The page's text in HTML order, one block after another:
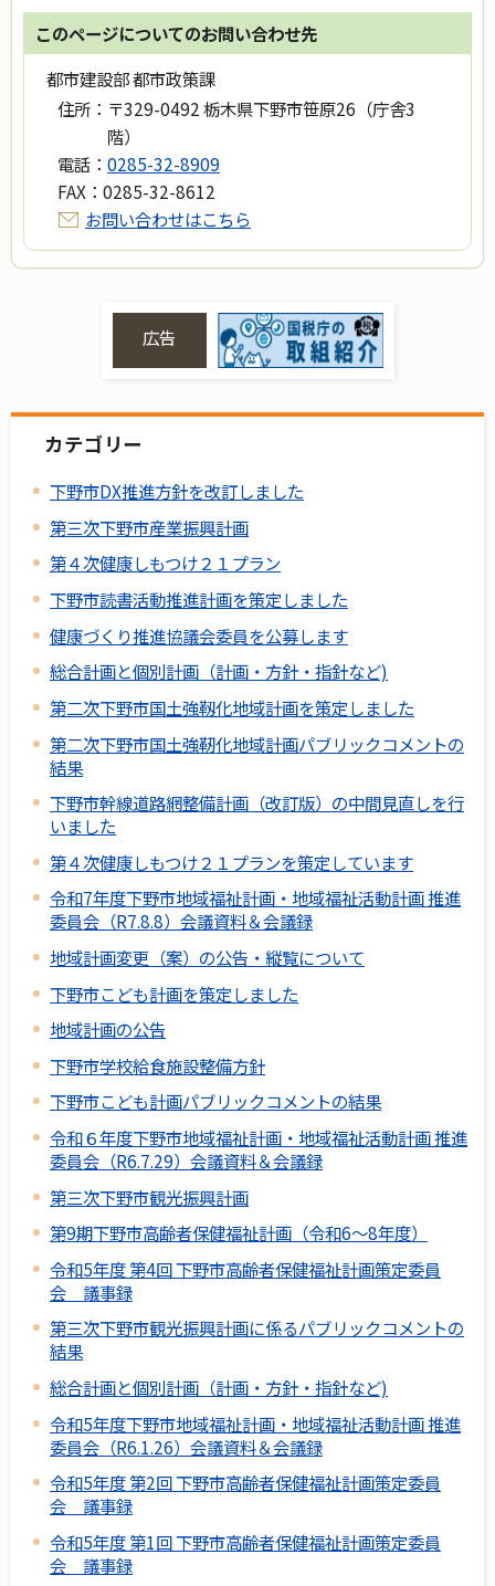
このページについてのお問い合わせ先
都市建設部 都市政策課
住所： 〒329-0492 栃木県下野市笹原26（庁舎3
階）
電話： 0285-32-8909
FAX： 0285-32-8612
お問い合わせはこちら
広告
カテゴリー
下野市DX推進方針を改訂しました
第三次下野市産業振興計画
第４次健康しもつけ２１プラン
下野市読書活動推進計画を策定しました
健康づくり推進協議会委員を公募します
総合計画と個別計画（計画・方針・指針など)
第二次下野市国土強靱化地域計画を策定しました
第二次下野市国土強靭化地域計画パブリックコメントの
結果
下野市幹線道路網整備計画（改訂版）の中間見直しを行
いました
第４次健康しもつけ２１プランを策定しています
令和7年度下野市地域福祉計画・地域福祉活動計画 推進
委員会（R7.8.8）会議資料＆会議録
地域計画変更（案）の公告・縦覧について
下野市こども計画を策定しました
地域計画の公告
下野市学校給食施設整備方針
下野市こども計画パブリックコメントの結果
令和６年度下野市地域福祉計画・地域福祉活動計画 推進
委員会（R6.7.29）会議資料＆会議録
第三次下野市観光振興計画
第9期下野市高齢者保健福祉計画（令和6～8年度）
令和5年度 第4回 下野市高齢者保健福祉計画策定委員
会 議事録
第三次下野市観光振興計画に係るパブリックコメントの
結果
総合計画と個別計画（計画・方針・指針など)
令和5年度下野市地域福祉計画・地域福祉活動計画 推進
委員会（R6.1.26）会議資料＆会議録
令和5年度 第2回 下野市高齢者保健福祉計画策定委員
会 議事録
令和5年度 第1回 下野市高齢者保健福祉計画策定委員
会 議事録